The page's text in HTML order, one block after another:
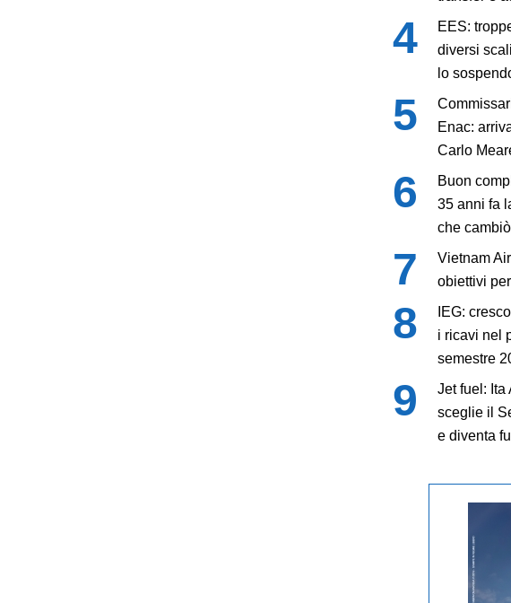
EES:
diversi scali
lo
Enac:
Carlo
Buon
35 anni fa
che
Vietnam
obiettivi
IEG:
i ricavi nel
semestre
Jet fuel: Ita
sceglie il
e diventa